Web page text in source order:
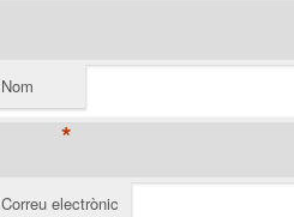
Nom
*
Correu electrònic